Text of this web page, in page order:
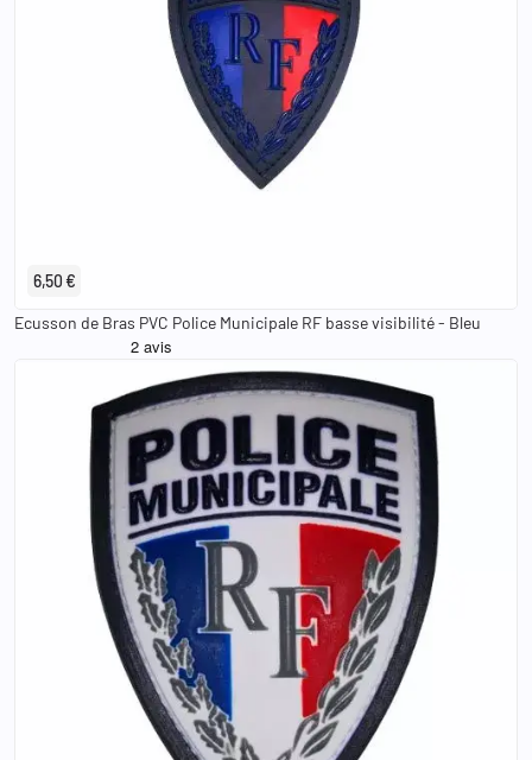
6,50 €
Ecusson de Bras PVC Police Municipale RF basse visibilité - Bleu